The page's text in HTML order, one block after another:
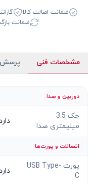
ضمانت اصالت کالا گارانتی ۱۸
ضمانت بازگشت
مشخصات فنی پرسش
دوربین و صدا
جک 3.5
میلیمتری صدا
اتصالات و پورت‌ها
پورت USB Type-
C